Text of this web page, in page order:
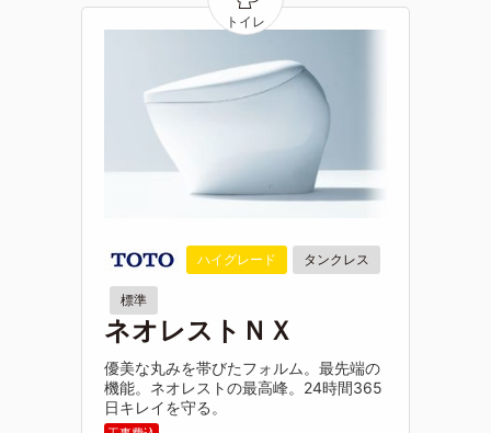
ハイグレード タンクレス
標準
ネオレストＮＸ
優美な丸みを帯びたフォルム。最先端の
機能。ネオレストの最高峰。24時間365
日キレイを守る。